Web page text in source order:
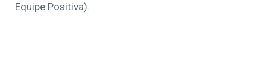
Equipe Positiva).